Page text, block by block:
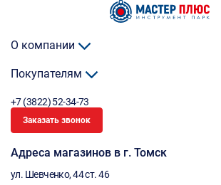
О компании
Покупателям
+7 (3822) 52-34-73
Заказать звонок
Адреса магазинов в г. Томск
ул. Шевченко, 44 ст. 46